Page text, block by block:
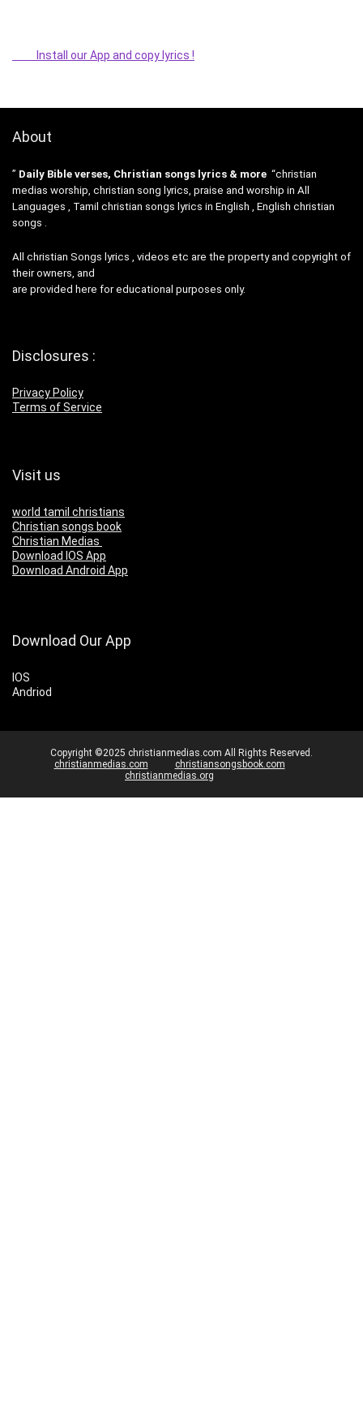
Install our App and copy lyrics !
About
” Daily Bible verses, Christian songs lyrics & more “christian
medias worship, christian song lyrics, praise and worship in All
Languages , Tamil christian songs lyrics in English , English christian
songs .
All christian Songs lyrics , videos etc are the property and copyright of
their owners, and
are provided here for educational purposes only.
Disclosures :
Privacy Policy
Terms of Service
Visit us
world tamil christians
Christian songs book
Christian Medias
Download IOS App
Download Android App
Download Our App
IOS
Andriod
Copyright ©2025 christianmedias.com All Rights Reserved.
christianmedias.com
christiansongsbook.com
christianmedias.org